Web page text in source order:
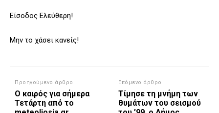
Είσοδος Ελεύθερη!
Μην το χάσει κανείς!
Προηγούμενο άρθρο
Ο καιρός για σήμερα
Τετάρτη από το
Επόμενο άρθρο
Τίμησε τη μνήμη των
θυμάτων του σεισμού